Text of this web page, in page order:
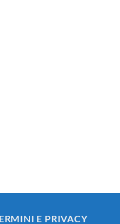
E PRIVACY